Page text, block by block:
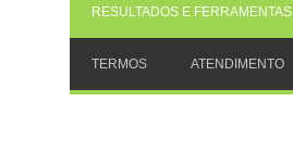
RESULTADOS E FERRAMENTAS
TERMOS ATENDIMENTO